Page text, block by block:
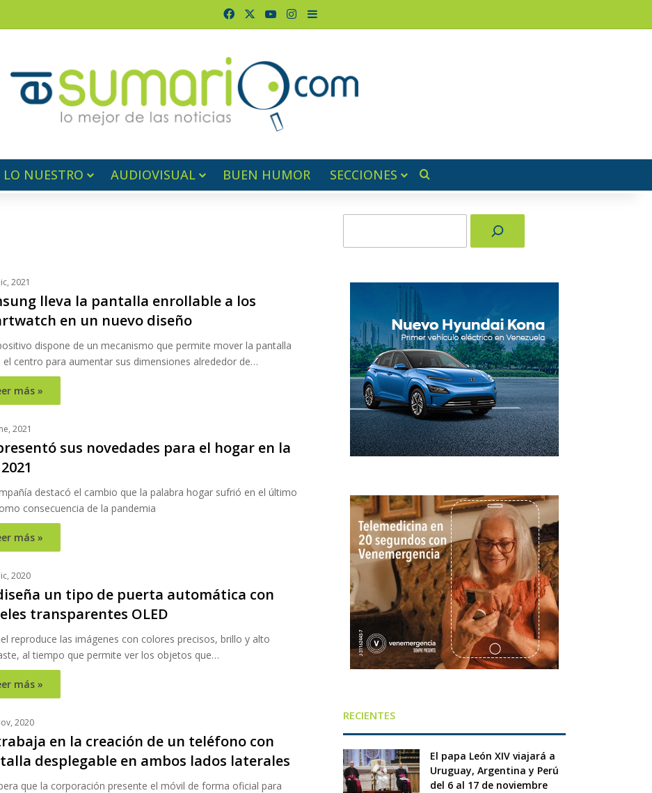
FacebookYouTubeInstagram
Barra lateral
LO NUESTRO AUDIOVISUAL BUEN HUMOR SECCIONES
2021
lleva la pantalla enrollable a los
en un nuevo diseño
dispone de un mecanismo que permite mover la pantalla
el centro para aumentar sus dimensiones alrededor de…
más »
2021
sus novedades para el hogar en la
destacó el cambio que la palabra hogar sufrió en el último
consecuencia de la pandemia
más »
2020
un tipo de puerta automática con
transparentes OLED
reproduce las imágenes con colores precisos, brillo y alto
al tiempo que permite ver los objetos que…
más »
2020
en la creación de un teléfono con
desplegable en ambos lados laterales
que la corporación presente el móvil de forma oficial para
RECIENTES
El papa León XIV viajará a
Uruguay, Argentina y Perú
del 6 al 17 de noviembre